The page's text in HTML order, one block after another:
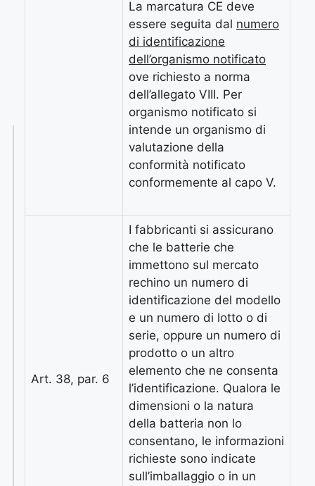
La marcatura CE deve
essere seguita dal numero
di identificazione
dell’organismo notificato
ove richiesto a norma
dell’allegato VIII. Per
organismo notificato si
intende un organismo di
valutazione della
conformità notificato
conformemente al capo V.
Art. 38, par. 6
I fabbricanti si assicurano
che le batterie che
immettono sul mercato
rechino un numero di
identificazione del modello
e un numero di lotto o di
serie, oppure un numero di
prodotto o un altro
elemento che ne consenta
l’identificazione. Qualora le
dimensioni o la natura
della batteria non lo
consentano, le informazioni
richieste sono indicate
sull’imballaggio o in un